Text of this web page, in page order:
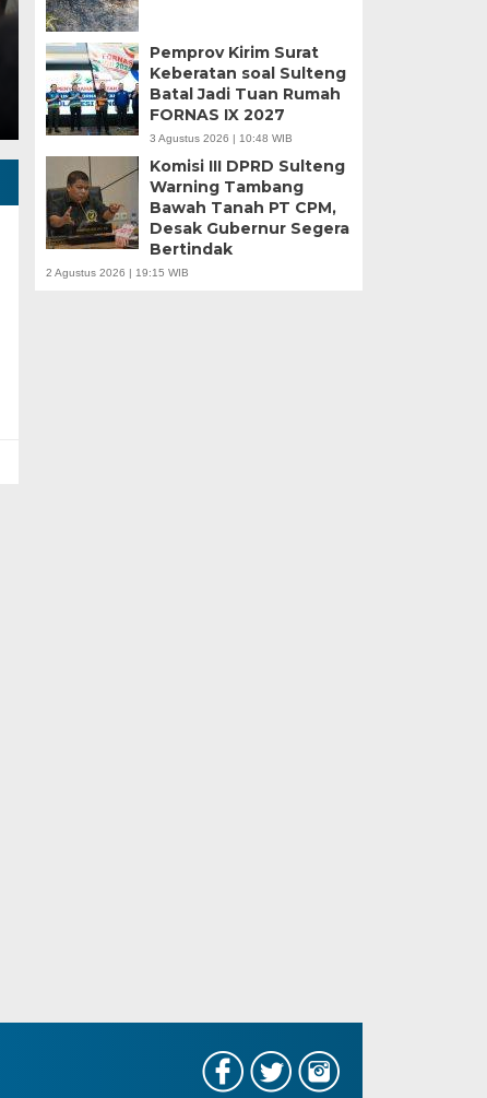
HARIANSULTENG.COM, MOROWALI – Industri
punggung ekspor nasional. Mantra hilirisasi terus…
Pemprov Kirim Surat
Keberatan soal Sulteng
Batal Jadi Tuan Rumah
FORNAS IX 2027
3 Agustus 2026 | 10:48 WIB
Komisi III DPRD Sulteng
Warning Tambang
Bawah Tanah PT CPM,
Desak Gubernur Segera
Bertindak
2 Agustus 2026 | 19:15 WIB